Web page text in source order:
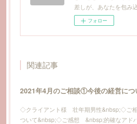
差しが、あなたを包み
フォロー
関連記事
2021年4月のご相談①今後の経営につ
◇クライアント様 壮年期男性&nbsp;◇ご
ついて&nbsp;◇ご感想 &nbsp;的確なアド